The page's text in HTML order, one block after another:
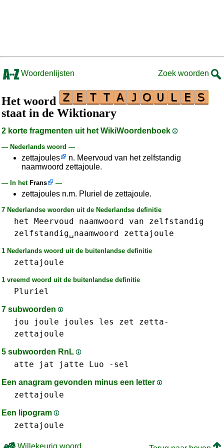
Woordenlijsten Zoek woorden
Het woord
staat in de Wiktionary
2 korte fragmenten uit het WikiWoordenboek
— Nederlands woord —
zettajoules
n. Meervoud van het zelfstandig
naamwoord zettajoule.
— In het Frans —
zettajoules n.m. Pluriel de zettajoule.
7 Nederlandse woorden uit de Nederlandse definitie
het Meervoud naamwoord van
zelfstandig
zelfstandig␣naamwoord
zettajoule
1 Nederlands woord uit de buitenlandse definitie
zettajoule
1 vreemd woord uit de buitenlandse definitie
Pluriel
7 subwoorden
jou joule joules les zet
zetta-
zettajoule
5 subwoorden RnL
atte jat jatte Luo -sel
Een anagram gevonden minus een letter
zettajoule
Een lipogram
zettajoule
Willekeurig woord